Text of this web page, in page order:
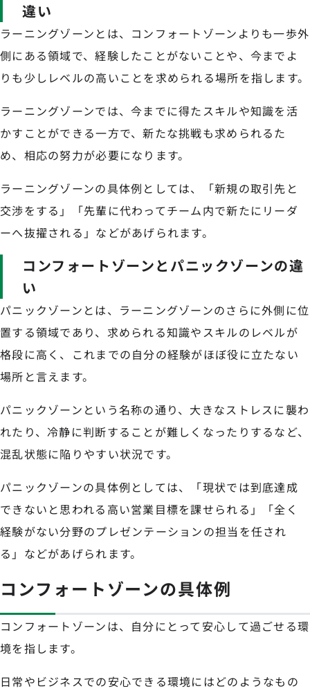
違い
ラーニングゾーンとは、コンフォートゾーンよりも一歩外
側にある領域で、経験したことがないことや、今までよ
りも少しレベルの高いことを求められる場所を指します。
ラーニングゾーンでは、今までに得たスキルや知識を活
かすことができる一方で、新たな挑戦も求められるた
め、相応の努力が必要になります。
ラーニングゾーンの具体例としては、「新規の取引先と
交渉をする」「先輩に代わってチーム内で新たにリーダ
ーへ抜擢される」などがあげられます。
コンフォートゾーンとパニックゾーンの違
い
パニックゾーンとは、ラーニングゾーンのさらに外側に位
置する領域であり、求められる知識やスキルのレベルが
格段に高く、これまでの自分の経験がほぼ役に立たない
場所と言えます。
パニックゾーンという名称の通り、大きなストレスに襲わ
れたり、冷静に判断することが難しくなったりするなど、
混乱状態に陥りやすい状況です。
パニックゾーンの具体例としては、「現状では到底達成
できないと思われる高い営業目標を課せられる」「全く
経験がない分野のプレゼンテーションの担当を任され
る」などがあげられます。
コンフォートゾーンの具体例
コンフォートゾーンは、自分にとって安心して過ごせる環
境を指します。
日常やビジネスでの安心できる環境にはどのようなもの